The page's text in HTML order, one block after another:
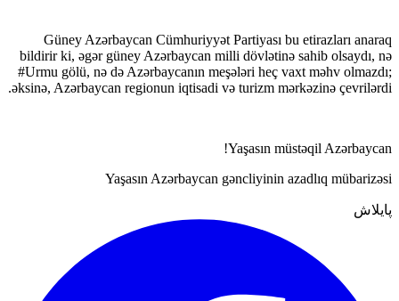
Güney Azərbaycan Cümhuriyyət Partiyası bu etirazları anaraq
bildirir ki, əgər güney Azərbaycan milli dövlətinə sahib olsaydı, nə
#Urmu gölü, nə də Azərbaycanın meşələri heç vaxt məhv olmazdı;
əksinə, Azərbaycan regionun iqtisadi və turizm mərkəzinə çevrilərdi.
Yaşasın müstəqil Azərbaycan!
Yaşasın Azərbaycan gəncliyinin azadlıq mübarizəsi
پایلاش